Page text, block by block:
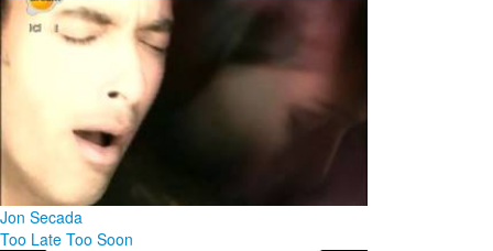
Jon Secada
Too Late Too Soon